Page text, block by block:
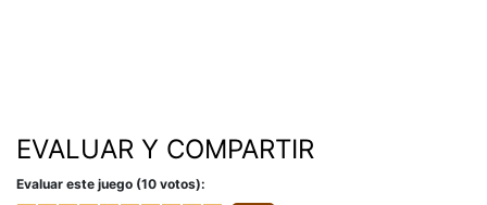
EVALUAR Y COMPARTIR
Evaluar este juego (10 votos):